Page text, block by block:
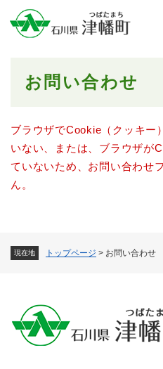
メニューを飛
現在地 トップページ > お問い合わせ
お問い合わせ
ブラウザでCookie（クッキー
いない、または、ブラウザが
ていないため、お問い合わせ
ん。